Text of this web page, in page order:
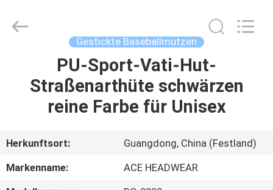
PRODUKTE
ÜBER
UNS
Ltd..
Gestickte Baseballmützen
PU-Sport-Vati-Hut-
Straßenarthüte schwärzen
reine Farbe für Unisex
Herkunftsort:
Guangdong, China (Festland)
Markenname:
ACE HEADWEAR